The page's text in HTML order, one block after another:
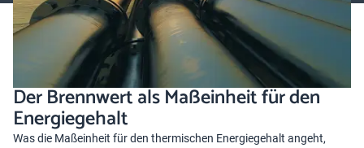
Der Brennwert als Maßeinheit für den
Energiegehalt
Was die Maßeinheit für den thermischen Energiegehalt angeht,